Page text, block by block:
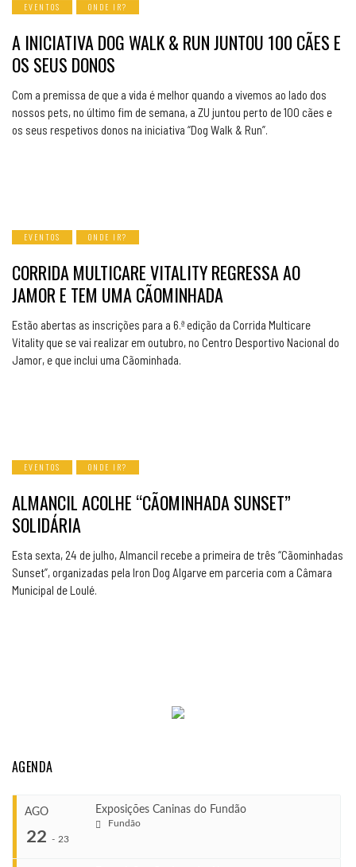
EVENTOS ONDE IR?
A INICIATIVA DOG WALK & RUN JUNTOU 100 CÃES E
OS SEUS DONOS
Com a premissa de que a vida é melhor quando a vivemos ao lado dos
nossos pets, no último fim de semana, a ZU juntou perto de 100 cães e
os seus respetivos donos na iniciativa “Dog Walk & Run”.
EVENTOS ONDE IR?
CORRIDA MULTICARE VITALITY REGRESSA AO
JAMOR E TEM UMA CÃOMINHADA
Estão abertas as inscrições para a 6.ª edição da Corrida Multicare
Vitality que se vai realizar em outubro, no Centro Desportivo Nacional do
Jamor, e que inclui uma Cãominhada.
EVENTOS ONDE IR?
ALMANCIL ACOLHE “CÃOMINHADA SUNSET”
SOLIDÁRIA
Esta sexta, 24 de julho, Almancil recebe a primeira de três “Cãominhadas
Sunset”, organizadas pela Iron Dog Algarve em parceria com a Câmara
Municipal de Loulé.
AGENDA
AGO
22 - 23
Exposições Caninas do Fundão
Fundão